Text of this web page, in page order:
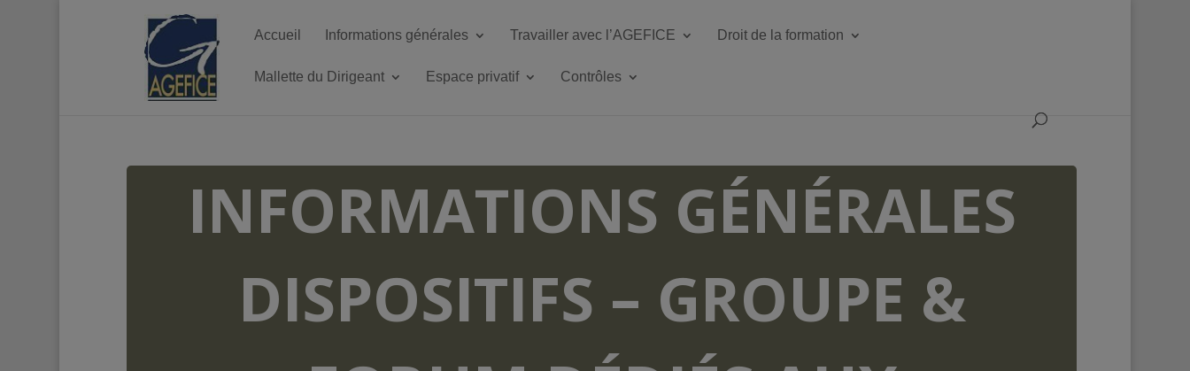
Accueil Informations générales Travailler avec l’AGEFICE Droit de la formation
Mallette du Dirigeant Espace privatif Contrôles
INFORMATIONS GÉNÉRALES
DISPOSITIFS – GROUPE &